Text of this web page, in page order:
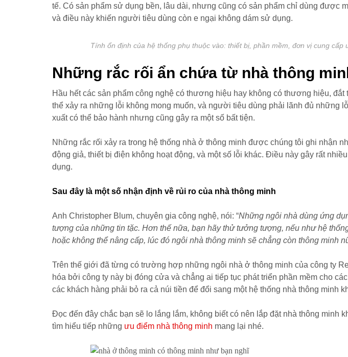
tế. Có sản phẩm sử dụng bền, lâu dài, nhưng cũng có sản phẩm chỉ dùng được
và điều này khiến người tiêu dùng còn e ngại không dám sử dụng.
Tính ổn định của hệ thống phụ thuộc vào: thiết bị, phần mềm, đơn vị cung cấp
Những rắc rối ẩn chứa từ nhà thông
Hầu hết các sản phẩm công nghệ có thương hiệu hay không có thương hiệu, đắt
thể xảy ra những lỗi không mong muốn, và người tiêu dùng phải lãnh đủ những
xuất có thể bảo hành nhưng cũng gây ra một số bất tiện.
Những rắc rối xảy ra trong hệ thống nhà ở thông minh được chúng tôi ghi nhận
động giả, thiết bị điện không hoạt động, và một số lỗi khác. Điều này gây rất
dụng.
Sau đây là một số nhận định về rủi ro của nhà thông minh
Anh Christopher Blum, chuyên gia công nghệ, nói: “Những ngôi nhà dùng ứng
tượng của những tin tặc. Hơn thế nữa, bạn hãy thử tưởng tượng, nếu như hệ
hoặc không thể nâng cấp, lúc đó ngôi nhà thông minh sẽ chẳng còn thông minh
Trên thế giới đã từng có trường hợp những ngôi nhà ở thông minh của công ty
hóa bởi công ty này bị đóng cửa và chẳng ai tiếp tục phát triển phần mềm cho
các khách hàng phải bỏ ra cả núi tiền để đổi sang một hệ thống nhà thông minh
Đọc đến đây chắc bạn sẽ lo lắng lắm, không biết có nên lắp đặt nhà thông minh
tìm hiểu tiếp những ưu điểm nhà thông minh mang lại nhé.